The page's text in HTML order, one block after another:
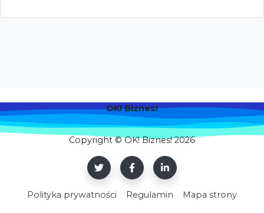
OK! Biznes!
Copyright © OK! Biznes! 2026
Polityka prywatności Regulamin Mapa strony